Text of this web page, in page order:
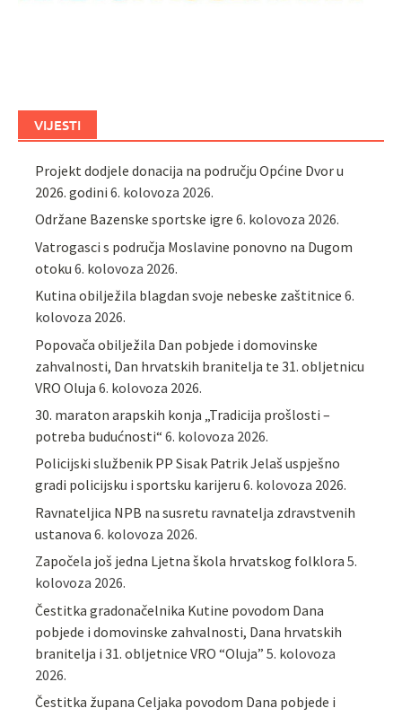
VIJESTI
Projekt dodjele donacija na području Općine Dvor u
2026. godini 6. kolovoza 2026.
Održane Bazenske sportske igre 6. kolovoza 2026.
Vatrogasci s područja Moslavine ponovno na Dugom
otoku 6. kolovoza 2026.
Kutina obilježila blagdan svoje nebeske zaštitnice 6.
kolovoza 2026.
Popovača obilježila Dan pobjede i domovinske
zahvalnosti, Dan hrvatskih branitelja te 31. obljetnicu
VRO Oluja 6. kolovoza 2026.
30. maraton arapskih konja „Tradicija prošlosti –
potreba budućnosti“ 6. kolovoza 2026.
Policijski službenik PP Sisak Patrik Jelaš uspješno
gradi policijsku i sportsku karijeru 6. kolovoza 2026.
Ravnateljica NPB na susretu ravnatelja zdravstvenih
ustanova 6. kolovoza 2026.
Započela još jedna Ljetna škola hrvatskog folklora 5.
kolovoza 2026.
Čestitka gradonačelnika Kutine povodom Dana
pobjede i domovinske zahvalnosti, Dana hrvatskih
branitelja i 31. obljetnice VRO “Oluja” 5. kolovoza
2026.
Čestitka župana Celjaka povodom Dana pobjede i